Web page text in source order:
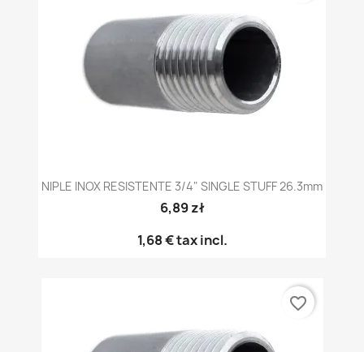
NIPLE INOX RESISTENTE 3/4" SINGLE STUFF 26.3mm
6,89 zł
1,68 €tax incl.
favorite_border